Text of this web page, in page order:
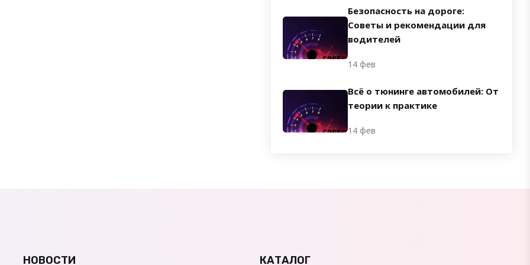
Безопасность на дороге:
Советы и рекомендации для
водителей
14 фев
Всё о тюнинге автомобилей: От
теории к практике
14 фев
НОВОСТИ КАТАЛОГ